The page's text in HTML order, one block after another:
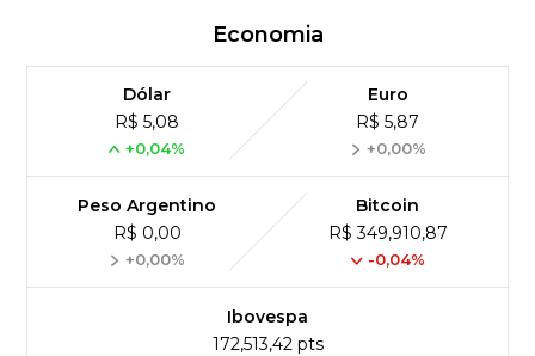
Economia
Dólar
R$ 5,08
+0,04%
Euro
R$ 5,87
+0,00%
Peso Argentino
R$ 0,00
+0,00%
Bitcoin
R$ 349,910,87
-0,04%
Ibovespa
172,513,42 pts